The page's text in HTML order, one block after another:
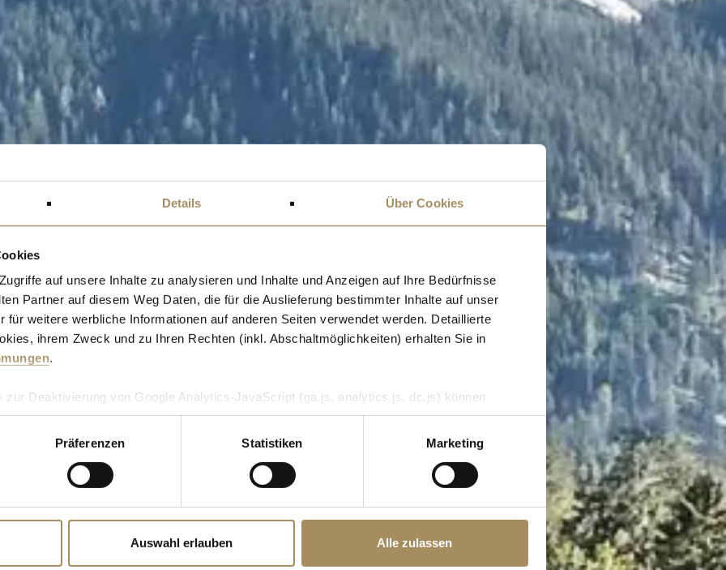
Details Über Cookies
auf unsere Inhalte zu analysieren und Inhalte und Anzeigen auf Ihre Bedürfnisse
Partner auf diesem Weg Daten, die für die Auslieferung bestimmter Inhalte auf unser
für weitere werbliche Informationen auf anderen Seiten verwendet werden. Detaillierte
ihrem Zweck und zu Ihren Rechten (inkl. Abschaltmöglichkeiten) erhalten Sie in
.
zur Deaktivierung von Google Analytics-JavaScript (ga.js, analytics.js, dc.js) können
dass Google Analytics ihre Daten verwendet.Wenn Sie Google Analytics deaktivieren
on für Ihren Webbrowser herunter und installieren Sie es.
Präferenzen Statistiken Marketing
Auswahl erlauben Alle zulassen